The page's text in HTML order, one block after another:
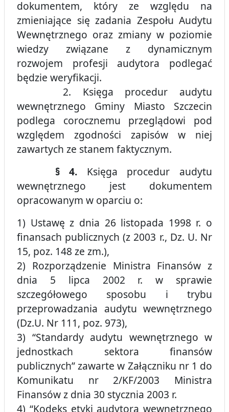
dokumentem, który ze względu na
zmieniające się zadania Zespołu Audytu
Wewnętrznego oraz zmiany w poziomie
wiedzy związane z dynamicznym
rozwojem profesji audytora podlegać
będzie weryfikacji.
2. Księga procedur audytu
wewnętrznego Gminy Miasto Szczecin
podlega corocznemu przeglądowi pod
względem zgodności zapisów w niej
zawartych ze stanem faktycznym.
§ 4. Księga procedur audytu
wewnętrznego jest dokumentem
opracowanym w oparciu o:
1) Ustawę z dnia 26 listopada 1998 r. o
finansach publicznych (z 2003 r., Dz. U. Nr
15, poz. 148 ze zm.),
2) Rozporządzenie Ministra Finansów z
dnia 5 lipca 2002 r. w sprawie
szczegółowego sposobu i trybu
przeprowadzania audytu wewnętrznego
(Dz.U. Nr 111, poz. 973),
3) “Standardy audytu wewnętrznego w
jednostkach sektora finansów
publicznych” zawarte w Załączniku nr 1 do
Komunikatu nr 2/KF/2003 Ministra
Finansów z dnia 30 stycznia 2003 r.
4) “Kodeks etyki audytora wewnętrznego